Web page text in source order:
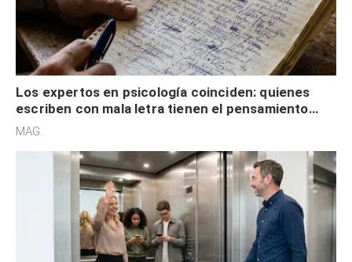
Los expertos en psicología coinciden: quienes
escriben con mala letra tienen el pensamiento
acelerado y no lo hacen por desinterés
MAG.